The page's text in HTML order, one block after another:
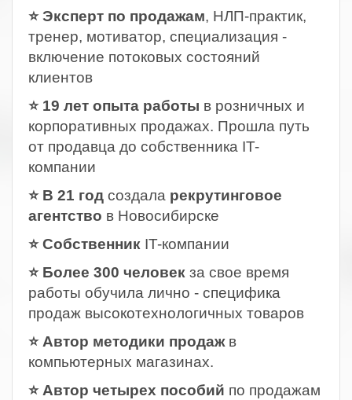
⭐ Эксперт по продажам, НЛП-практик,
тренер, мотиватор, специализация -
включение потоковых состояний
клиентов
⭐ 19 лет опыта работы в розничных и
корпоративных продажах. Прошла путь
от продавца до собственника IT-
компании
⭐ В 21 год создала рекрутинговое
агентство в Новосибирске
⭐ Собственник IT-компании
⭐ Более 300 человек за свое время
работы обучила лично - специфика
продаж высокотехнологичных товаров
⭐ Автор методики продажв
компьютерных магазинах.
⭐ Автор четырех пособий по продажам